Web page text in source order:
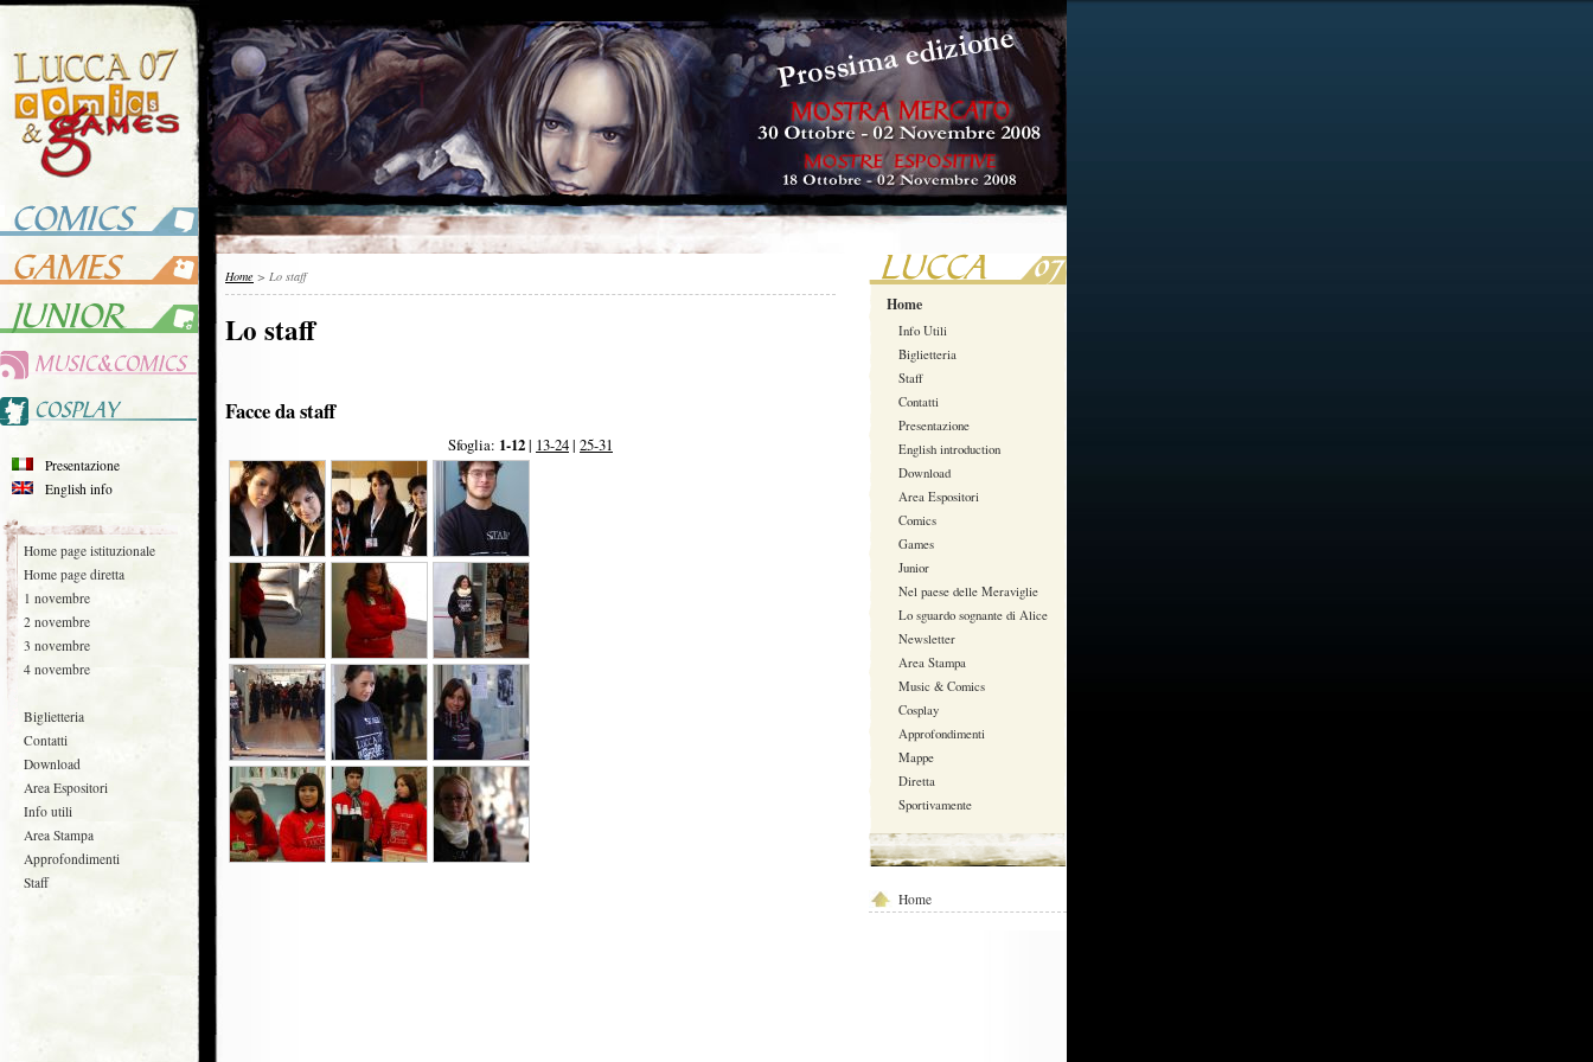
Presentazione
English info
Home page istituzionale
Home page diretta
1 novembre
2 novembre
3 novembre
4 novembre
Biglietteria
Contatti
Download
Area Espositori
Info utili
Area Stampa
Approfondimenti
Staff
Home
Info Utili
Biglietteria
Staff
Contatti
Presentazione
English introduction
Download
Area Espositori
Comics
Games
Junior
Nel paese delle Meraviglie
Lo sguardo sognante di Alice
Newsletter
Area Stampa
Music & Comics
Cosplay
Approfondimenti
Mappe
Diretta
Sportivamente
Home
Home > Lo staff
Lo staff
Facce da staff
Sfoglia: 1-12| 13-24| 25-31